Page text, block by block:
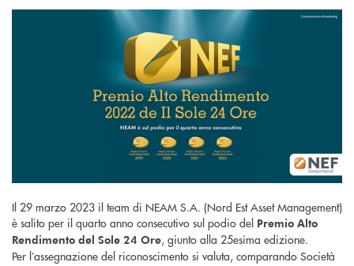
Il 29 marzo 2023 il team di NEAM S.A. (Nord Est Asset Management)
è salito per il quarto anno consecutivo sul podio del Premio Alto
Rendimento del Sole 24 Ore, giunto alla 25esima edizione.
Per l’assegnazione del riconoscimento si valuta, comparando Società